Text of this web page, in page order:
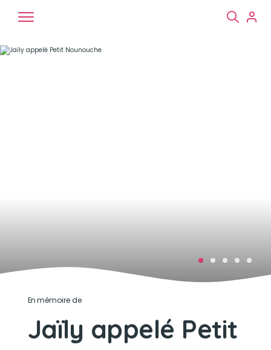
En mémoire de
Jaïly appelé Petit